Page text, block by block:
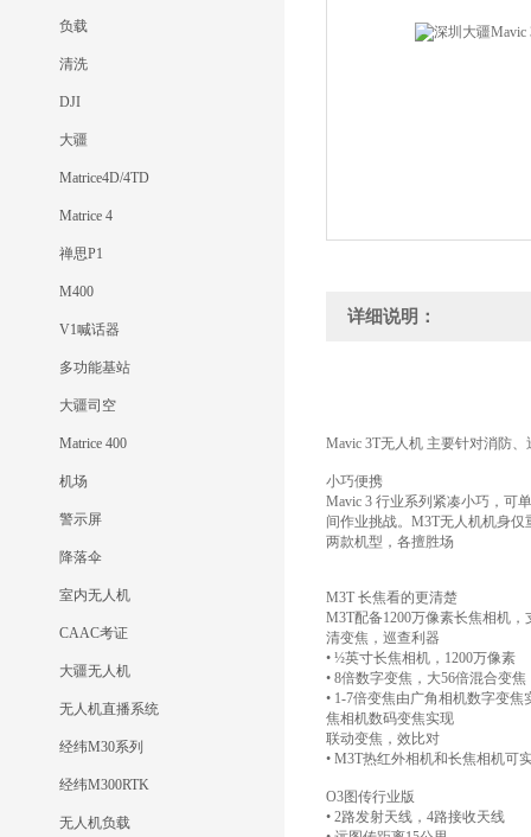
负载
清洗
DJI
大疆
Matrice4D/4TD
Matrice 4
禅思P1
M400
V1喊话器
多功能基站
大疆司空
Matrice 400
机场
警示屏
降落伞
室内无人机
CAAC考证
大疆无人机
无人机直播系统
经纬M30系列
经纬M300RTK
无人机负载
详细说明：
Mavic 3T无人机 主要针对消防
小巧便携
Mavic 3 行业系列紧凑小巧，可
间作业挑战。M3T无人机机身仅
两款机型，各擅胜场
M3T 长焦看的更清楚
M3T配备1200万像素长焦相机
清变焦，巡查利器
• ½英寸长焦相机，1200万像素
• 8倍数字变焦，大56倍混合变焦
• 1-7倍变焦由广角相机数字变焦
焦相机数码变焦实现
联动变焦，效比对
• M3T热红外相机和长焦相机可
O3图传行业版
• 2路发射天线，4路接收天线